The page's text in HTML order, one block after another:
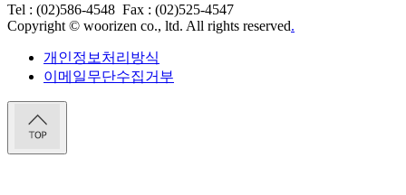
Tel : (02)586-4548 Fax : (02)525-4547
Copyright © woorizen co., ltd. All rights reserved.
개인정보처리방식
이메일무단수집거부